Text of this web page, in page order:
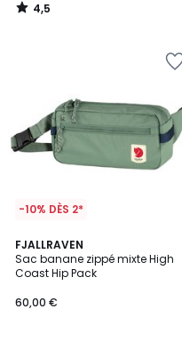
4,5
/
-10% DÈS 2*
FJALLRAVEN
Sac banane zippé mixte High
Coast Hip Pack
60,00 €
4,3
/ 5